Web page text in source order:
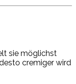
sie möglichst
cremiger wird